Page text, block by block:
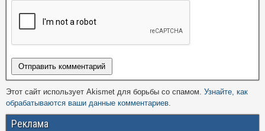
Этот сайт использует Akismet для борьбы со спамом. Узнайте, как
обрабатываются ваши данные комментариев.
Реклама